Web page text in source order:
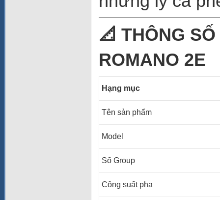
📐 THÔNG
ROMANO 2E
Hạng mục
Tên sản phẩm
Model
Số Group
Công suất pha